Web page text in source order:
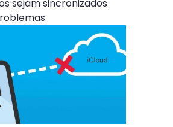
sejam sincronizados